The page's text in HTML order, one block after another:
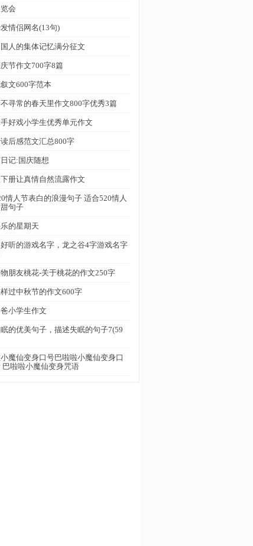
会
情侣网名(13句)
人的集体记忆满分征文
节作文700字8篇
文600字范本
寻常的春天里作文800字优秀3篇
好戏小学生优秀单元作文
后感范文汇总800字
记:国庆随想
册让真情自然流露作文
情人节表白的浪漫句子 适合520情人
句子
的星期天
听的游戏名字，龙之谷4字游戏名字
朋友桃花-关于桃花的作文250字
过中秋节的作文600字
小学生作文
的优美句子，描述失眠的句子7(59
魔仙变身口号巴啦啦小魔仙变身口
巴啦啦小魔仙变身咒语